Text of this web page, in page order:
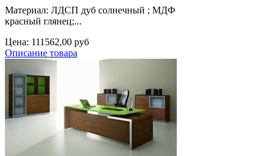
Материал: ЛДСП дуб солнечный ; МДФ
красный глянец;...
Цена: 111562,00 руб
Описание товара